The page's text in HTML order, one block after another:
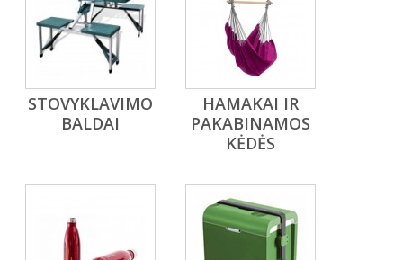
STOVYKLAVIMO
BALDAI
HAMAKAI IR
PAKABINAMOS
KĖDĖS